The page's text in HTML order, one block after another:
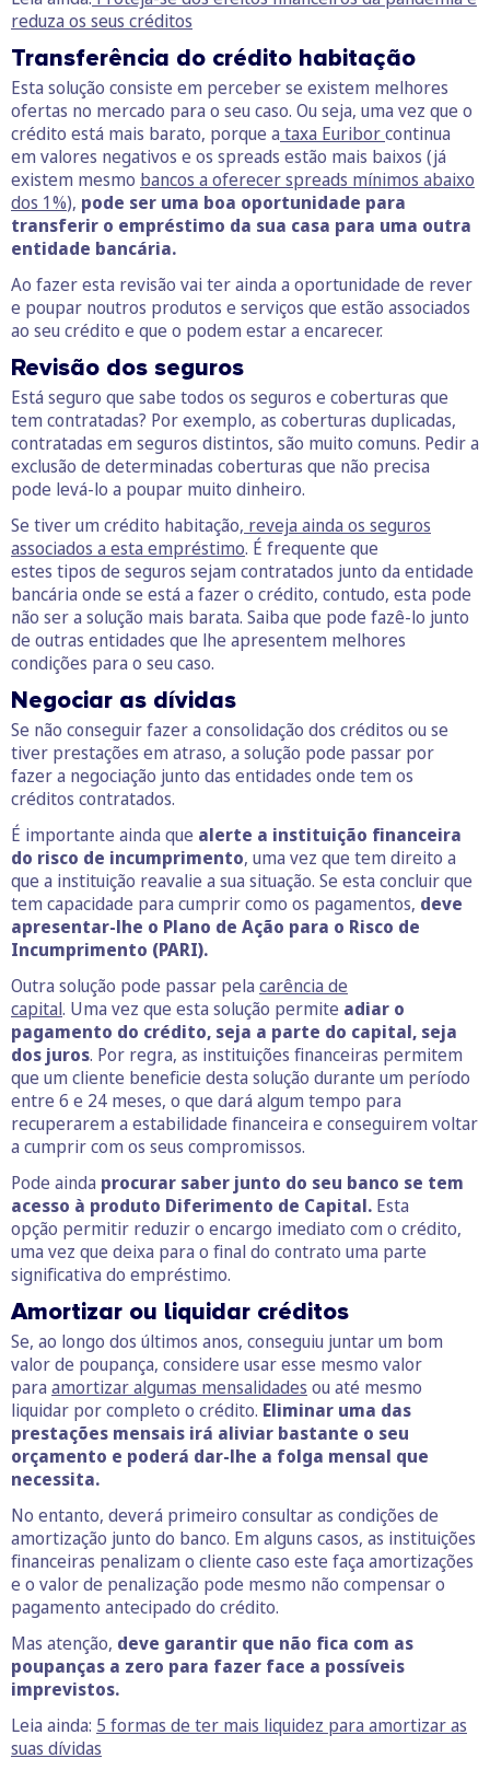
reduza os seus créditos
Transferência do crédito habitação
Esta solução consiste em perceber se existem melhores
ofertas no mercado para o seu caso. Ou seja, uma vez que o
crédito está mais barato, porque a taxa Euriborcontinua
em valores negativos e os spreads estão mais baixos (já
existem mesmo bancos a oferecer spreads mínimos abaixo
dos 1%), pode ser uma boa oportunidade para
transferir o empréstimo da sua casa para uma outra
entidade bancária.
Ao fazer esta revisão vai ter ainda a oportunidade de rever
e poupar noutros produtos e serviços que estão associados
ao seu crédito e que o podem estar a encarecer.
Revisão dos seguros
Está seguro que sabe todos os seguros e coberturas que
tem contratadas? Por exemplo, as coberturas duplicadas,
contratadas em seguros distintos, são muito comuns. Pedir a
exclusão de determinadas coberturas que não precisa
pode levá-lo a poupar muito dinheiro.
Se tiver um crédito habitação, reveja ainda os seguros
associados a esta empréstimo. É frequente que
estes tipos de seguros sejam contratados junto da entidade
bancária onde se está a fazer o crédito, contudo, esta pode
não ser a solução mais barata. Saiba que pode fazê-lo junto
de outras entidades que lhe apresentem melhores
condições para o seu caso.
Negociar as dívidas
Se não conseguir fazer a consolidação dos créditos ou se
tiver prestações em atraso, a solução pode passar por
fazer a negociação junto das entidades onde tem os
créditos contratados.
É importante ainda que alerte a instituição financeira
do risco de incumprimento, uma vez que tem direito a
que a instituição reavalie a sua situação. Se esta concluir que
tem capacidade para cumprir como os pagamentos, deve
apresentar-lhe o Plano de Ação para o Risco de
Incumprimento (PARI).
Outra solução pode passar pela carência de
capital. Uma vez que esta solução permite adiar o
pagamento do crédito, seja a parte do capital, seja
dos juros. Por regra, as instituições financeiras permitem
que um cliente beneficie desta solução durante um período
entre 6 e 24 meses, o que dará algum tempo para
recuperarem a estabilidade financeira e conseguirem voltar
a cumprir com os seus compromissos.
Pode ainda procurar saber junto do seu banco se tem
acesso à produto Diferimento de Capital. Esta
opção permitir reduzir o encargo imediato com o crédito,
uma vez que deixa para o final do contrato uma parte
significativa do empréstimo.
Amortizar ou liquidar créditos
Se, ao longo dos últimos anos, conseguiu juntar um bom
valor de poupança, considere usar esse mesmo valor
para amortizar algumas mensalidades ou até mesmo
liquidar por completo o crédito. Eliminar uma das
prestações mensais irá aliviar bastante o seu
orçamento e poderá dar-lhe a folga mensal que
necessita.
No entanto, deverá primeiro consultar as condições de
amortização junto do banco. Em alguns casos, as instituições
financeiras penalizam o cliente caso este faça amortizações
e o valor de penalização pode mesmo não compensar o
pagamento antecipado do crédito.
Mas atenção, deve garantir que não fica com as
poupanças a zero para fazer face a possíveis
imprevistos.
Leia ainda: 5 formas de ter mais liquidez para amortizar as
suas dívidas